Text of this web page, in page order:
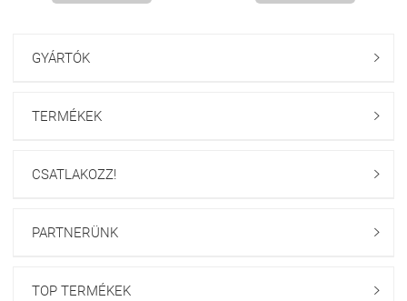
GYÁRTÓK 
TERMÉKEK 
CSATLAKOZZ! 
PARTNERÜNK 
TOP TERMÉKEK 